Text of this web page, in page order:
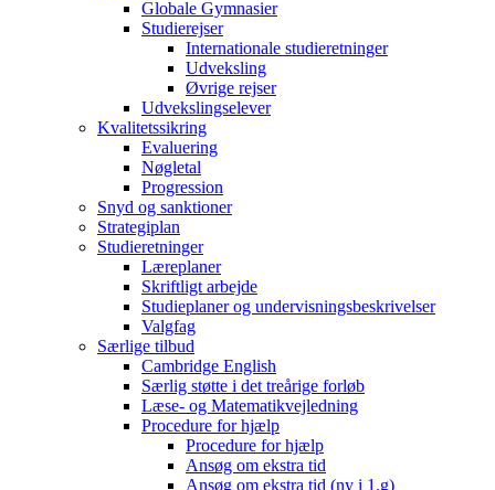
Globale Gymnasier
Studierejser
Internationale studieretninger
Udveksling
Øvrige rejser
Udvekslingselever
Kvalitetssikring
Evaluering
Nøgletal
Progression
Snyd og sanktioner
Strategiplan
Studieretninger
Læreplaner
Skriftligt arbejde
Studieplaner og undervisningsbeskrivelser
Valgfag
Særlige tilbud
Cambridge English
Særlig støtte i det treårige forløb
Læse- og Matematikvejledning
Procedure for hjælp
Procedure for hjælp
Ansøg om ekstra tid
Ansøg om ekstra tid (ny i 1.g)